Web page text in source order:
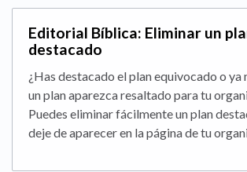
Editorial Bíblica: Eliminar un
destacado
¿Has destacado el plan equivocado o ya
un plan aparezca resaltado para tu
Puedes eliminar fácilmente un plan
deje de aparecer en la página de tu